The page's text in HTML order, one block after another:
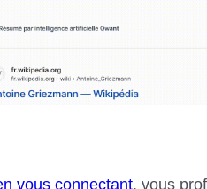
vous connectant, vous